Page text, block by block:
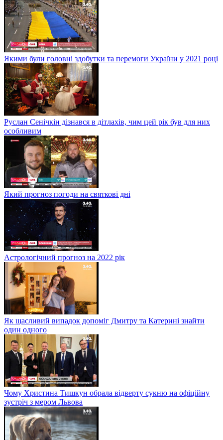
Якими були головні здобутки та перемоги України у 2021 році
Руслан Сенічкін дізнався в дітлахів, чим цей рік був для них
особливим
Який прогноз погоди на святкові дні
Астрологічний прогноз на 2022 рік
Як щасливий випадок допоміг Дмитру та Катерині знайти
один одного
Чому Христина Тишкун обрала відверту сукню на офіційну
зустріч з мером Львова